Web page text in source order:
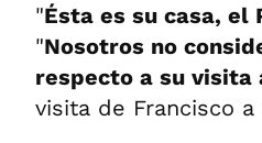
"Ésta es su casa, el
"Nosotros no
respecto a su visita
visita de Francisco a